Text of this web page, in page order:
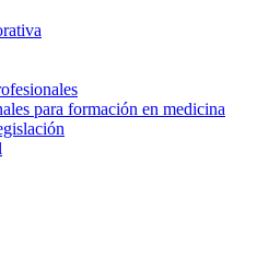
para formación en medicina